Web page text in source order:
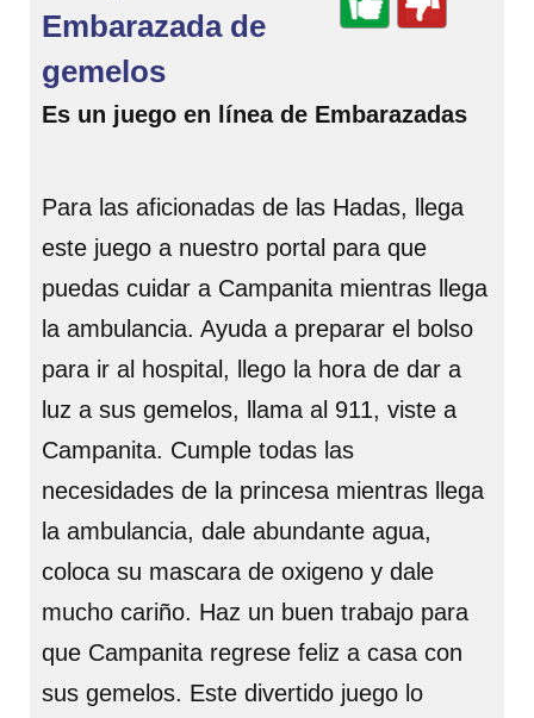
Embarazada de
gemelos
Es un juego en línea de Embarazadas
Para las aficionadas de las Hadas, llega
este juego a nuestro portal para que
puedas cuidar a Campanita mientras llega
la ambulancia. Ayuda a preparar el bolso
para ir al hospital, llego la hora de dar a
luz a sus gemelos, llama al 911, viste a
Campanita. Cumple todas las
necesidades de la princesa mientras llega
la ambulancia, dale abundante agua,
coloca su mascara de oxigeno y dale
mucho cariño. Haz un buen trabajo para
que Campanita regrese feliz a casa con
sus gemelos. Este divertido juego lo